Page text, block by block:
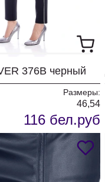
376В черный
Размеры:
46,54
116 бел.руб